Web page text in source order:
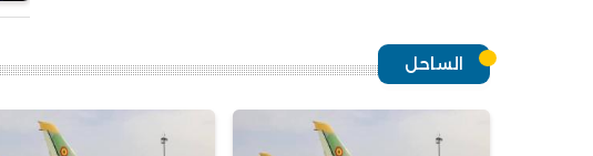
الساحل